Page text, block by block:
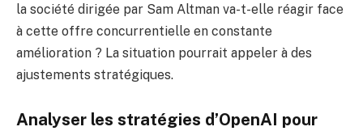
la société dirigée par Sam Altman va-t-elle réagir face
à cette offre concurrentielle en constante
amélioration ? La situation pourrait appeler à des
ajustements stratégiques.
Analyser les stratégies d’OpenAI pour